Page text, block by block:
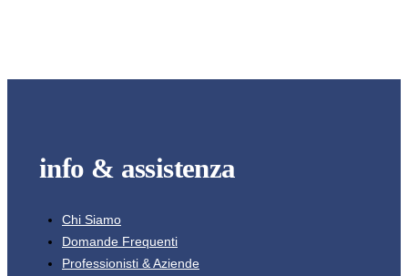
info & assistenza
Chi Siamo
Domande Frequenti
Professionisti & Aziende